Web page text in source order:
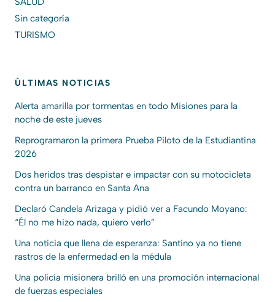
Sin categoría
TURISMO
ÚLTIMAS NOTICIAS
Alerta amarilla por tormentas en todo Misiones para la
noche de este jueves
Reprogramaron la primera Prueba Piloto de la Estudiantina
2026
Dos heridos tras despistar e impactar con su motocicleta
contra un barranco en Santa Ana
Declaró Candela Arizaga y pidió ver a Facundo Moyano:
“Él no me hizo nada, quiero verlo”
Una noticia que llena de esperanza: Santino ya no tiene
rastros de la enfermedad en la médula
Una policía misionera brilló en una promoción internacional
de fuerzas especiales